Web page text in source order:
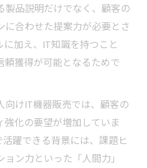
品説明だけでなく、顧客の
合わせた提案力が必要とさ
加え、IT知識を持つこと
獲得が可能となるためで
けIT機器販売では、顧客の
化の要望が増加していま
躍できる背景には、課題ヒ
ン力といった「人間力」